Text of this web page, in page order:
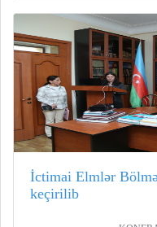
İctimai Elmlər
keçirilib